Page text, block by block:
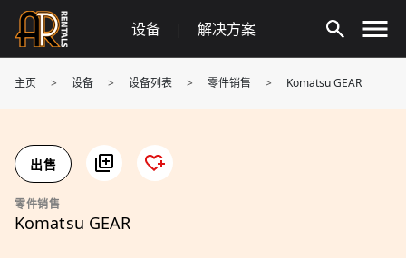
Skip
content
设备 | 解决方案
主页 > 设备 > 设备列表 > 零件销售 > Komatsu GEAR
出售
零件销售
Komatsu GEAR